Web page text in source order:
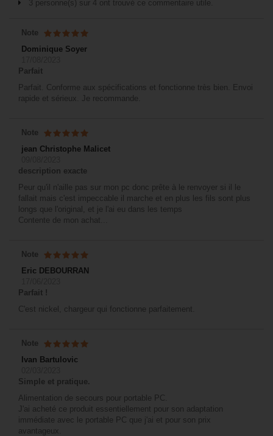
3 personne(s) sur 4 ont trouvé ce commentaire utile.
Note
Dominique Soyer
Parfait
Parfait. Conforme aux spécifications et fonctionne très bien. Envoi
rapide et sérieux. Je recommande.
Note
jean Christophe Malicet
description exacte
Peur qu'il n'aille pas sur mon pc donc prête à le renvoyer si il le
fallait mais c'est impeccable il marche et en plus les fils sont plus
longs que l'original, et je l'ai eu dans les temps
Contente de mon achat...
Note
Eric DEBOURRAN
Parfait !
C'est nickel, chargeur qui fonctionne parfaitement.
Note
Ivan Bartulovic
Simple et pratique.
Alimentation de secours pour portable PC.
J'ai acheté ce produit essentiellement pour son adaptation
immédiate avec le portable PC que j'ai et pour son prix
avantageux.